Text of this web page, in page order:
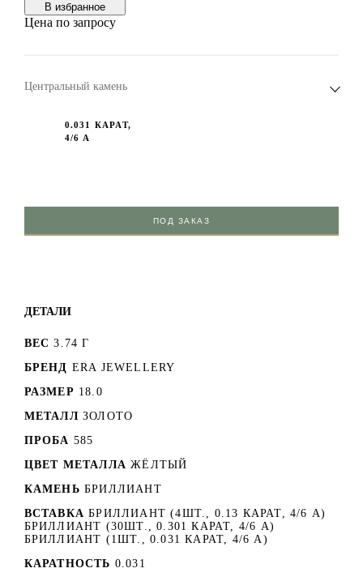
В избранноe
Цена по запросу
Центральный камень
0.031 КАРАТ,
4/6 А
ПОД ЗАКАЗ
ДЕТАЛИ
ВЕС 3.74 Г
БРЕНД ERA JEWELLERY
РАЗМЕР 18.0
МЕТАЛЛ ЗОЛОТО
ПРОБА 585
ЦВЕТ МЕТАЛЛА ЖЁЛТЫЙ
КАМЕНЬ БРИЛЛИАНТ
ВСТАВКА БРИЛЛИАНТ (4ШТ., 0.13 КАРАТ, 4/6 А)
БРИЛЛИАНТ (30ШТ., 0.301 КАРАТ, 4/6 А)
БРИЛЛИАНТ (1ШТ., 0.031 КАРАТ, 4/6 А)
КАРАТНОСТЬ 0.031